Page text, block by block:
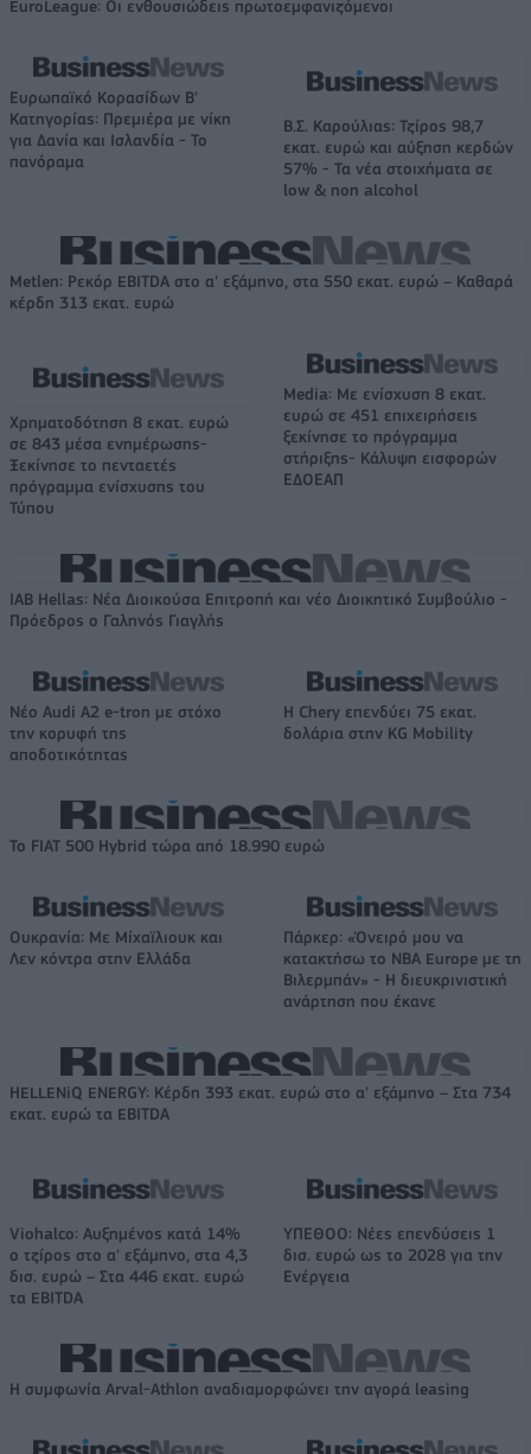
EuroLeague: Οι ενθουσιώδεις πρωτοεμφανιζόμενοι
Ευρωπαϊκό Κορασίδων Β'
Κατηγορίας: Πρεμιέρα με νίκη
για Δανία και Ισλανδία - Το
πανόραμα
Β.Σ. Καρούλιας: Τζίρος 98,7
εκατ. ευρώ και αύξηση κερδών
57% - Τα νέα στοιχήματα σε
low & non alcohol
Metlen: Ρεκόρ EBITDA στο α' εξάμηνο, στα 550 εκατ. ευρώ – Καθαρά
κέρδη 313 εκατ. ευρώ
Χρηματοδότηση 8 εκατ. ευρώ
σε 843 μέσα ενημέρωσης-
Ξεκίνησε το πενταετές
πρόγραμμα ενίσχυσης του
Τύπου
Media: Με ενίσχυση 8 εκατ.
ευρώ σε 451 επιχειρήσεις
ξεκίνησε το πρόγραμμα
στήριξης- Κάλυψη εισφορών
ΕΔΟΕΑΠ
IAB Hellas: Νέα Διοικούσα Επιτροπή και νέο Διοικητικό Συμβούλιο -
Πρόεδρος ο Γαληνός Γιαγλής
Νέο Audi A2 e-tron με στόχο
την κορυφή της
αποδοτικότητας
Η Chery επενδύει 75 εκατ.
δολάρια στην KG Mobility
Το FIAT 500 Hybrid τώρα από 18.990 ευρώ
Ουκρανία: Με Μίχαϊλιουκ και
Λεν κόντρα στην Ελλάδα
Πάρκερ: «Όνειρό μου να
κατακτήσω το ΝΒΑ Europe με τη
Βιλερμπάν» - Η διευκρινιστική
ανάρτηση που έκανε
HELLENiQ ENERGY: Κέρδη 393 εκατ. ευρώ στο α' εξάμηνο – Στα 734
εκατ. ευρώ τα EBITDA
Viohalco: Αυξημένος κατά 14%
ο τζίρος στο α' εξάμηνο, στα 4,3
δισ. ευρώ – Στα 446 εκατ. ευρώ
τα EBITDA
ΥΠΕΘΟΟ: Νέες επενδύσεις 1
δισ. ευρώ ως το 2028 για την
Ενέργεια
Η συμφωνία Arval-Athlon αναδιαμορφώνει την αγορά leasing